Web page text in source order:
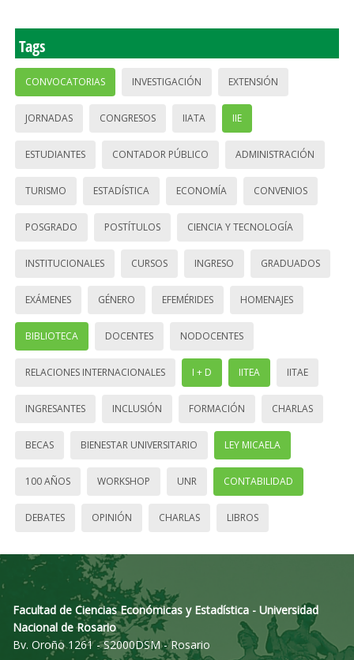
Tags
CONVOCATORIAS INVESTIGACIÓN EXTENSIÓN
JORNADAS CONGRESOS IIATA IIE
ESTUDIANTES CONTADOR PÚBLICO ADMINISTRACIÓN
TURISMO ESTADÍSTICA ECONOMÍA CONVENIOS
POSGRADO POSTÍTULOS CIENCIA Y TECNOLOGÍA
INSTITUCIONALES CURSOS INGRESO GRADUADOS
EXÁMENES GÉNERO EFEMÉRIDES HOMENAJES
BIBLIOTECA DOCENTES NODOCENTES
RELACIONES INTERNACIONALES I + D IITEA IITAE
INGRESANTES INCLUSIÓN FORMACIÓN CHARLAS
BECAS BIENESTAR UNIVERSITARIO LEY MICAELA
100 AÑOS WORKSHOP UNR CONTABILIDAD
DEBATES OPINIÓN CHARLAS LIBROS
Facultad de Ciencias Económicas y Estadística - Universidad
Nacional de Rosario
Bv. Oroño 1261 - S2000DSM - Rosario